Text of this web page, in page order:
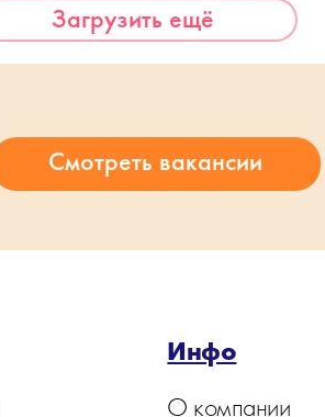
Загрузить ещё
Инфо
О компании